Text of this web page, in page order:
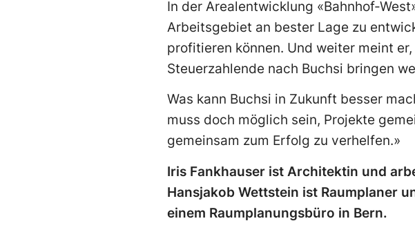
In der Arealentwicklung «Bahnhof-
Arbeitsgebiet an bester Lage zu
profitieren können. Und weiter meint
Steuerzahlende nach Buchsi bringen
Was kann Buchsi in Zukunft besser
muss doch möglich sein, Projekte
gemeinsam zum Erfolg zu verhelfen.»
Iris Fankhauser ist Architektin und
Hansjakob Wettstein ist Raumplaner
einem Raumplanungsbüro in Bern.